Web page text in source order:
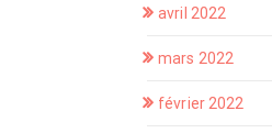
avril 2022
mars 2022
février 2022